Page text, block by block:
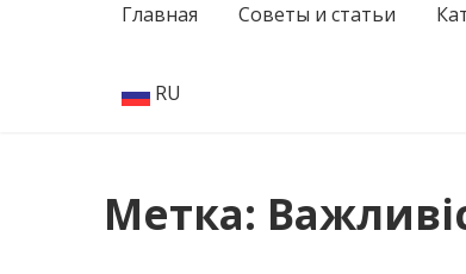
Главная Советы и статьи
RU
Метка: